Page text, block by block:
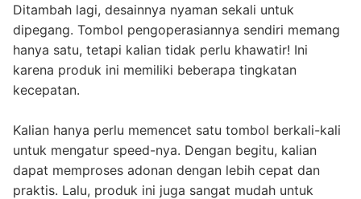
Ditambah lagi, desainnya nyaman sekali untuk
dipegang. Tombol pengoperasiannya sendiri memang
hanya satu, tetapi kalian tidak perlu khawatir! Ini
karena produk ini memiliki beberapa tingkatan
kecepatan.
Kalian hanya perlu memencet satu tombol berkali-kali
untuk mengatur speed-nya. Dengan begitu, kalian
dapat memproses adonan dengan lebih cepat dan
praktis. Lalu, produk ini juga sangat mudah untuk